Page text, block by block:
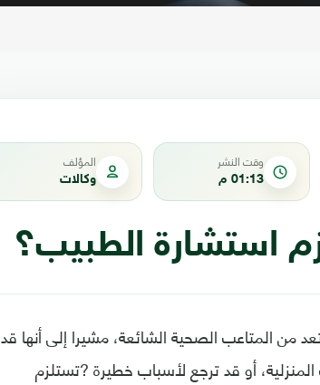
وقت النشر
01:13 م
المؤلف
وكالات
استشارة الطبيب؟
من المتاعب الصحية الشائعة، مشيرا إلى أنها قد
أو قد ترجع لأسباب خطيرة ?تستلزم